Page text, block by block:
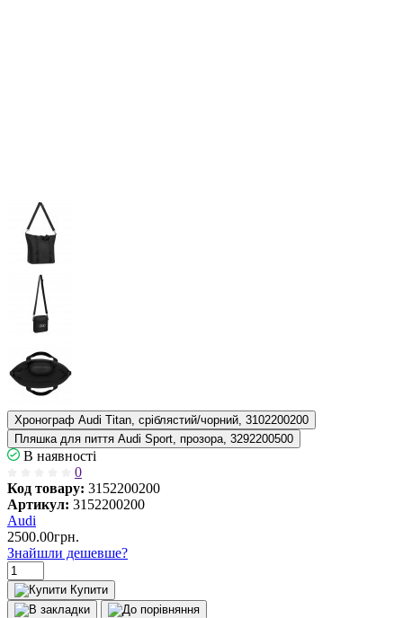
Хронограф Audi Titan, сріблястий/чорний, 3102200200
Пляшка для пиття Audi Sport, прозора, 3292200500
В наявності
0
Код товару: 3152200200
Артикул: 3152200200
Audi
2500.00грн.
Знайшли дешевше?
Купити